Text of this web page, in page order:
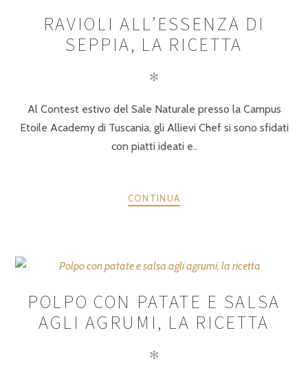
RAVIOLI ALL’ESSENZA DI
SEPPIA, LA RICETTA
✻
Al Contest estivo del Sale Naturale presso la Campus
Etoile Academy di Tuscania, gli Allievi Chef si sono sfidati
con piatti ideati e..
CONTINUA
POLPO CON PATATE E SALSA
AGLI AGRUMI, LA RICETTA
✻